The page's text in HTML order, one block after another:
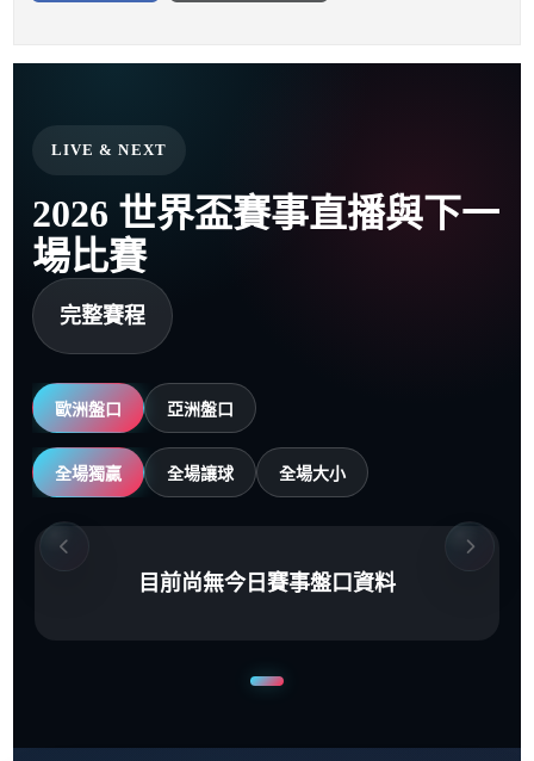
LIVE & NEXT
2026 世界盃賽事直播與下一
場比賽
完整賽程
歐洲盤口 亞洲盤口
全場獨贏 全場讓球 全場大小
目前尚無今日賽事盤口資料